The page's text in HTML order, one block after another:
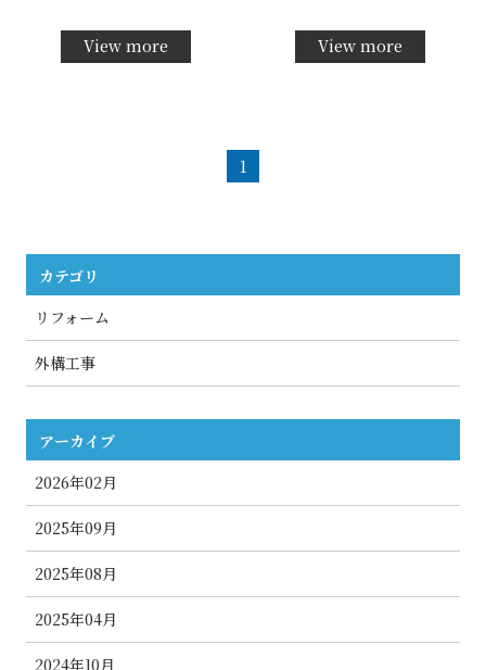
View more View more
1
カテゴリ
リフォーム
外構工事
アーカイブ
2026年02月
2025年09月
2025年08月
2025年04月
2024年10月